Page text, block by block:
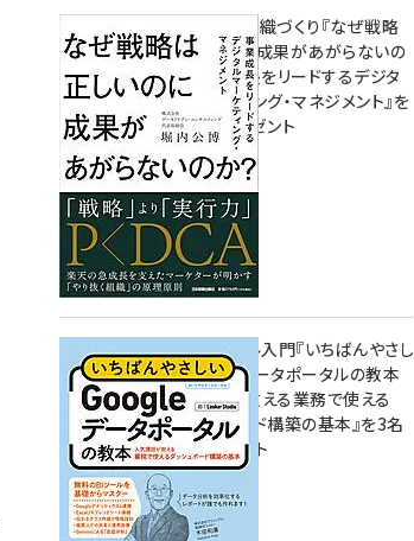
成果を生む組織づくり『なぜ戦略
は正しいのに成果があがらないの
か？ 事業成長をリードするデジタ
ルマーケティング・マネジメント』を
3名様にプレゼント
8月7日 10:00
無料BIツール入門『いちばんやさし
いGoogleデータポータルの教本
人気講師が教える業務で使える
ダッシュボード構築の基本』を3名
様にプレゼント
7月31日 10:00